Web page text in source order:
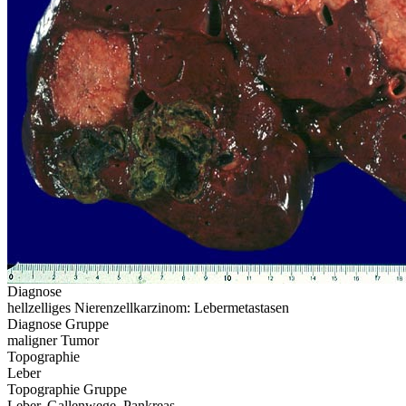
Diagnose
hellzelliges Nierenzellkarzinom: Lebermetastasen
Diagnose Gruppe
maligner Tumor
Topographie
Leber
Topographie Gruppe